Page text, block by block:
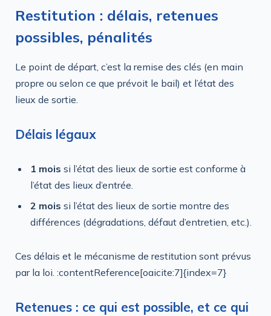
Restitution : délais, retenues
possibles, pénalités
Le point de départ, c’est la remise des clés (en main
propre ou selon ce que prévoit le bail) et l’état des
lieux de sortie.
Délais légaux
1 mois si l’état des lieux de sortie est conforme à
l’état des lieux d’entrée.
2 mois si l’état des lieux de sortie montre des
différences (dégradations, défaut d’entretien, etc.).
Ces délais et le mécanisme de restitution sont prévus
par la loi. :contentReference[oaicite:7]{index=7}
Retenues : ce qui est possible, et ce qui